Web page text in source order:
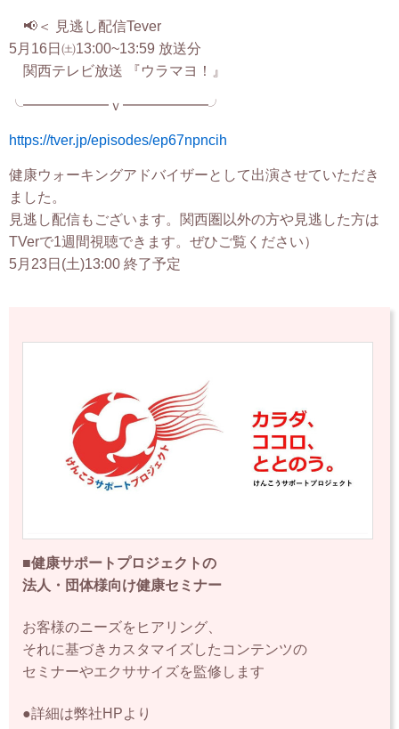
📢＜ 見逃し配信Tever
5月16日㈯13:00~13:59 放送分
関西テレビ放送 『ウラマヨ！』
╰━━━━━━ｖ━━━━━━╯
https://tver.jp/episodes/ep67npncih
健康ウォーキングアドバイザーとして出演させていただき
ました。
見逃し配信もございます。関西圏以外の方や見逃した方は
TVerで1週間視聴できます。ぜひご覧ください）
5月23日(土)13:00 終了予定
■健康サポートプロジェクトの
法人・団体様向け健康セミナー
お客様のニーズをヒアリング、
それに基づきカスタマイズしたコンテンツの
セミナーやエクササイズを監修します
●詳細は弊社HPより